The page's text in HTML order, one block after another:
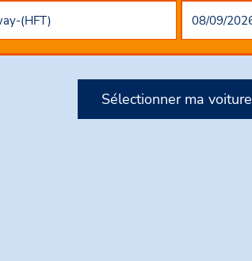
Sélectionner ma voiture